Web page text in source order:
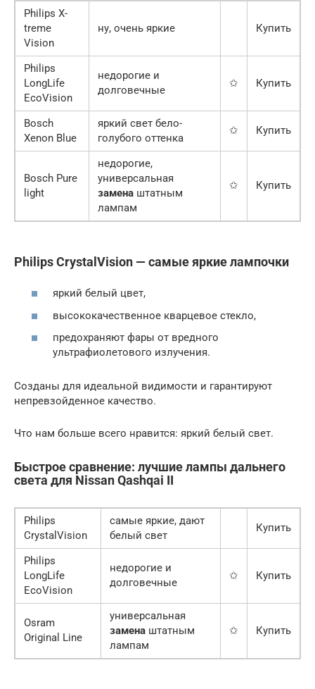
Philips X-
treme
Vision
ну, очень яркие Купить
Philips
LongLife
EcoVision
недорогие и
долговечные
✩ Купить
Bosch
Xenon Blue
яркий свет бело-
голубого оттенка
✩ Купить
Bosch Pure
light
недорогие,
универсальная
замена штатным
лампам
✩ Купить
Philips CrystalVision — самые яркие лампочки
яркий белый цвет,
высококачественное кварцевое стекло,
предохраняют фары от вредного
ультрафиолетового излучения.
Созданы для идеальной видимости и гарантируют
непревзойденное качество.
Что нам больше всего нравится: яркий белый свет.
Быстрое сравнение: лучшие лампы дальнего
света для Nissan Qashqai II
Philips
CrystalVision
самые яркие, дают
белый свет
Купить
Philips
LongLife
EcoVision
недорогие и
долговечные
✩ Купить
Osram
Original Line
универсальная
замена штатным
лампам
✩ Купить